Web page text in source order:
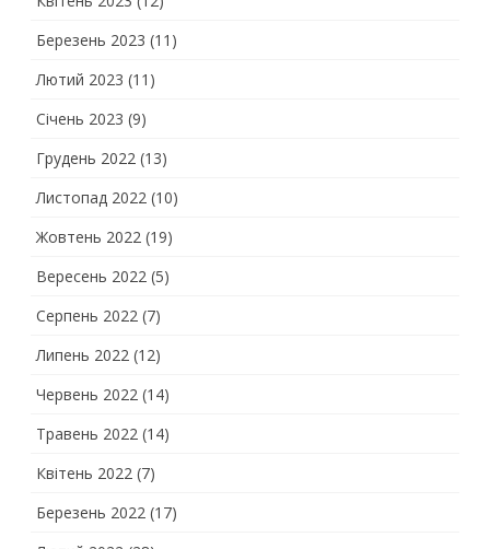
Березень 2023 (11)
Лютий 2023 (11)
Січень 2023 (9)
Грудень 2022 (13)
Листопад 2022 (10)
Жовтень 2022 (19)
Вересень 2022 (5)
Серпень 2022 (7)
Липень 2022 (12)
Червень 2022 (14)
Травень 2022 (14)
Квітень 2022 (7)
Березень 2022 (17)